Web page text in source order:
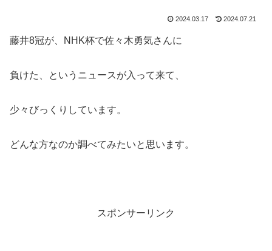
2024.03.17 2024.07.21
藤井8冠が、NHK杯で佐々木勇気さんに
負けた、というニュースが入って来て、
少々びっくりしています。
どんな方なのか調べてみたいと思います。
スポンサーリンク